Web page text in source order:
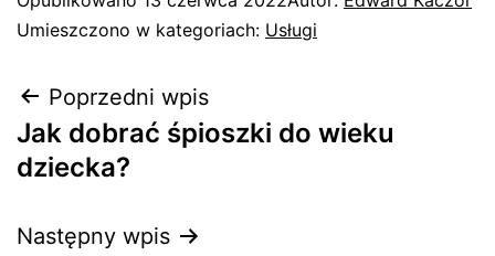
Umieszczono w kategoriach: Usługi
Poprzedni wpis
Jak dobrać śpioszki do wieku
dziecka?
Następny wpis